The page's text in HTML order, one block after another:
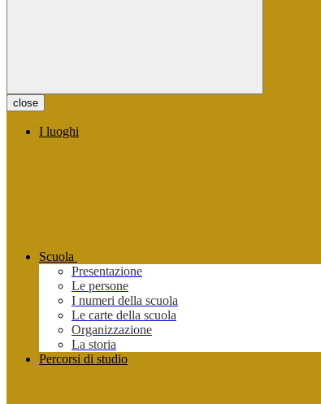
close
I luoghi
Scuola
Presentazione
Le persone
I numeri della scuola
Le carte della scuola
Organizzazione
La storia
Percorsi di studio